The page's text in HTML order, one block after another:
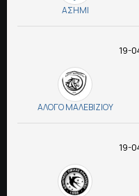
© 2022-
ΑΣΗΜΙ
19-
ΑΛΟΓΟ ΜΑΛΕΒΙΖΙΟΥ
19-